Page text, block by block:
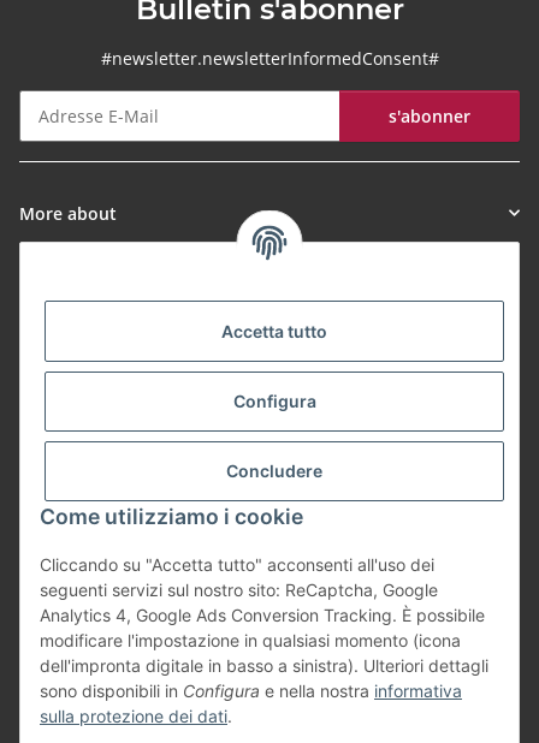
Accetta tutto
Configura
Concludere
Come utilizziamo i cookie
Cliccando su "Accetta tutto" acconsenti all'uso dei
seguenti servizi sul nostro sito: ReCaptcha, Google
Analytics 4, Google Ads Conversion Tracking. È possibile
modificare l'impostazione in qualsiasi momento (icona
dell'impronta digitale in basso a sinistra). Ulteriori dettagli
sono disponibili in Configura e nella nostra informativa
sulla protezione dei dati.
Bulletin s'abonner
#newsletter.newsletterInformedConsent#
s'abonner
More about
Vertrag widerrufen